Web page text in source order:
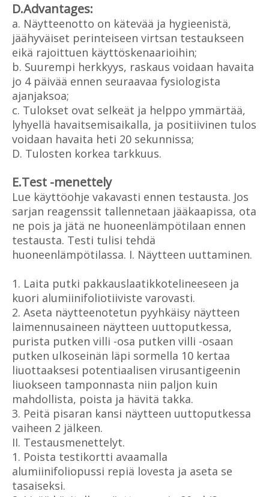
D.Advantages:
a. Näytteenotto on kätevää ja hygieenistä,
jäähyväiset perinteiseen virtsan testaukseen
eikä rajoittuen käyttöskenaarioihin;
b. Suurempi herkkyys, raskaus voidaan havaita
jo 4 päivää ennen seuraavaa fysiologista
ajanjaksoa;
c. Tulokset ovat selkeät ja helppo ymmärtää,
lyhyellä havaitsemisaikalla, ja positiivinen tulos
voidaan havaita heti 20 sekunnissa;
D. Tulosten korkea tarkkuus.
E.Test -menettely
Lue käyttöohje vakavasti ennen testausta. Jos
sarjan reagenssit tallennetaan jääkaapissa, ota
ne pois ja jätä ne huoneenlämpötilaan ennen
testausta. Testi tulisi tehdä
huoneenlämpötilassa. I. Näytteen uuttaminen.
1. Laita putki pakkauslaatikkotelineeseen ja
kuori alumiinifoliotiiviste varovasti.
2. Aseta näytteenotetun pyyhkäisy näytteen
laimennusaineen näytteen uuttoputkessa,
purista putken villi -osa putken villi -osaan
putken ulkoseinän läpi sormella 10 kertaa
liuottaaksesi potentiaalisen virusantigeenin
liuokseen tamponnasta niin paljon kuin
mahdollista, poista ja hävitä takka.
3. Peitä pisaran kansi näytteen uuttoputkessa
vaiheen 2 jälkeen.
II. Testausmenettelyt.
1. Poista testikortti avaamalla
alumiinifoliopussi repiä lovesta ja aseta se
tasaiseksi.